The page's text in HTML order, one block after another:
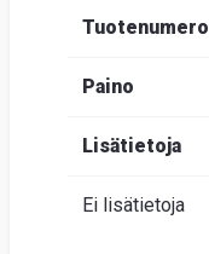
Tuotenumero
Paino
Lisätietoja
Ei lisätietoja